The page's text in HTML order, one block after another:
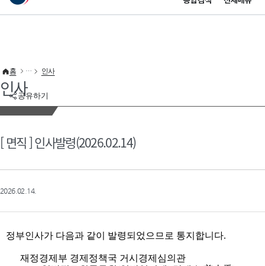
이 누리집은 대한민국 공식 전자정부 누리집입니다.
공유하기
홈 인사
인사
[ 면직 ] 인사발령(2026.02.14)
2026.02.14.